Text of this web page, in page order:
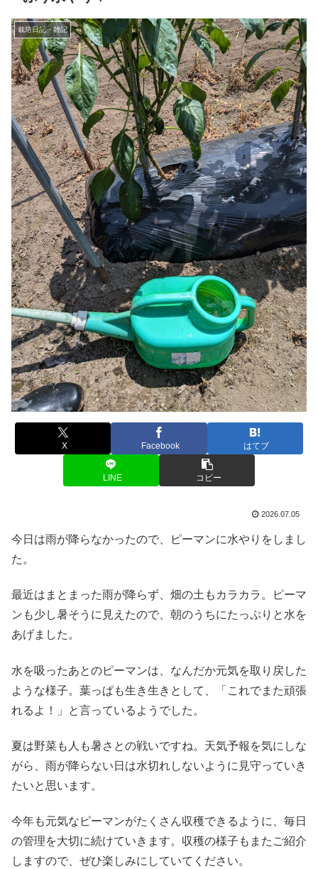
栽培日記・雑記
X Facebook はてブ
LINE コピー
2026.07.05
今日は雨が降らなかったので、ピーマンに水やりをしまし
た。
最近はまとまった雨が降らず、畑の土もカラカラ。ピーマ
ンも少し暑そうに見えたので、朝のうちにたっぷりと水を
あげました。
水を吸ったあとのピーマンは、なんだか元気を取り戻した
ような様子。葉っぱも生き生きとして、「これでまた頑張
れるよ！」と言っているようでした。
夏は野菜も人も暑さとの戦いですね。天気予報を気にしな
がら、雨が降らない日は水切れしないように見守っていき
たいと思います。
今年も元気なピーマンがたくさん収穫できるように、毎日
の管理を大切に続けていきます。収穫の様子もまたご紹介
しますので、ぜひ楽しみにしていてください。